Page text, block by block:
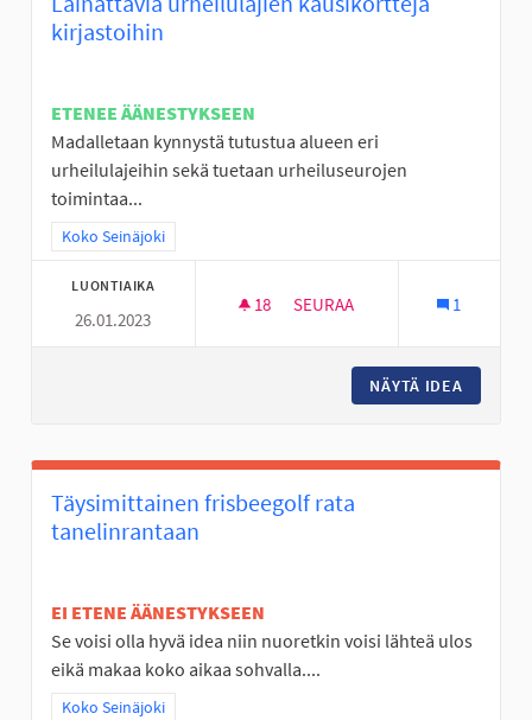
kirjastoihin
ETENEE ÄÄNESTYKSEEN
Madalletaan kynnystä tutustua alueen eri
urheilulajeihin sekä tuetaan urheiluseurojen
toimintaa...
Rajaa tulokset teeman mukaan: Koko Seinäjoki
Koko Seinäjoki
LUONTIAIKA
26.01.2023
18 18 SEURAAJAA
SEURAA 1
NÄYTÄ IDEA
Täysimittainen frisbeegolf rata
tanelinrantaan
EI ETENE ÄÄNESTYKSEEN
Se voisi olla hyvä idea niin nuoretkin voisi lähteä ulos
eikä makaa koko aikaa sohvalla....
Rajaa tulokset teeman mukaan: Koko Seinäjoki
Koko Seinäjoki